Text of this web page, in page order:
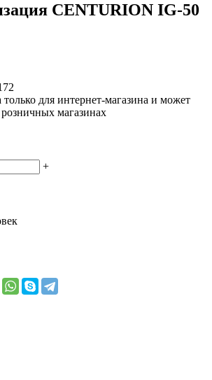
CENTURION IG-50
для интернет-магазина и может
магазинах
+